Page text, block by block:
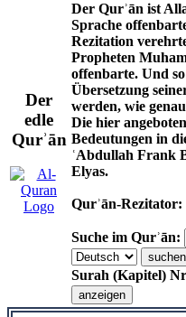
Der
edle
Qurʾān
Der Qurʾān ist
Sprache
Rezitation
Propheten
offenbarte. Und
Übersetzung
werden, wie
Die hier
Bedeutungen in
ʿAbdullah Frank
Elyas.
Qurʾān-
Suche im Qurʾān:
Surah (Kapitel)